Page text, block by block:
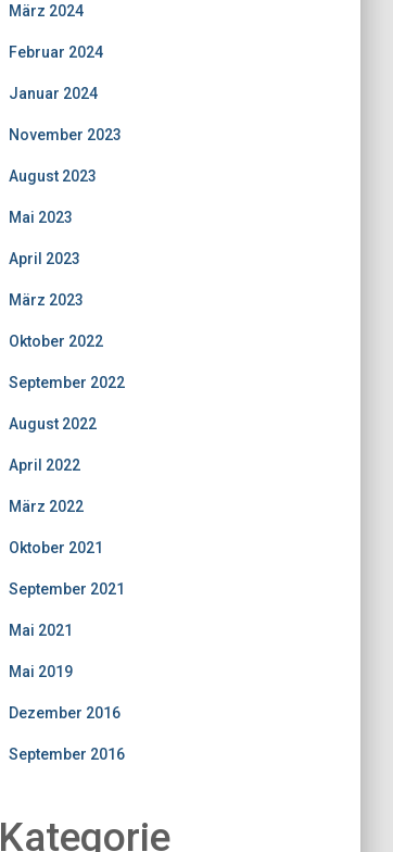
März 2024
Februar 2024
Januar 2024
November 2023
August 2023
Mai 2023
April 2023
März 2023
Oktober 2022
September 2022
August 2022
April 2022
März 2022
Oktober 2021
September 2021
Mai 2021
Mai 2019
Dezember 2016
September 2016
Kategorie